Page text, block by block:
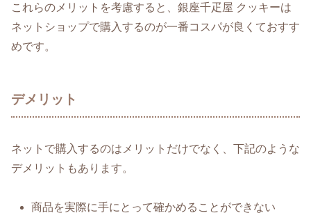
これらのメリットを考慮すると、銀座千疋屋 クッキーは
ネットショップで購入するのが一番コスパが良くておすす
めです。
デメリット
ネットで購入するのはメリットだけでなく、下記のような
デメリットもあります。
商品を実際に手にとって確かめることができない